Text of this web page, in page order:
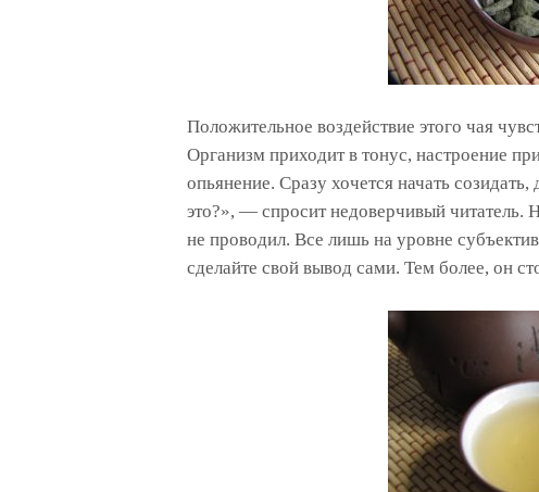
Положительное воздействие этого чая
Организм приходит в тонус, настроение
опьянение. Сразу хочется начать
это?», — спросит недоверчивый читатель.
не проводил. Все лишь на уровне
сделайте свой вывод сами. Тем более, он